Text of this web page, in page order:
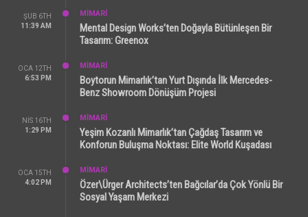
ŞUB 6TH
11:39 AM
MİMARİ
Mental Design Works’ten Doğayla Bütünleşen Bir
Tasarım: Greenox
OCA 12TH
6:53 PM
MİMARİ
Boytorun Mimarlık’tan Yurt Dışında İlk Mercedes-
Benz Showroom Dönüşüm Projesi
NIS 16TH
1:29 PM
MİMARİ
Yeşim Kozanlı Mimarlık’tan Çağdaş Tasarım ve
Konforun Buluşma Noktası: Elite World Kuşadası
OCA 15TH
4:02 PM
MİMARİ
Özer\Ürger Architects’ten Bağcılar’da Çok Yönlü Bir
Sosyal Yaşam Merkezi